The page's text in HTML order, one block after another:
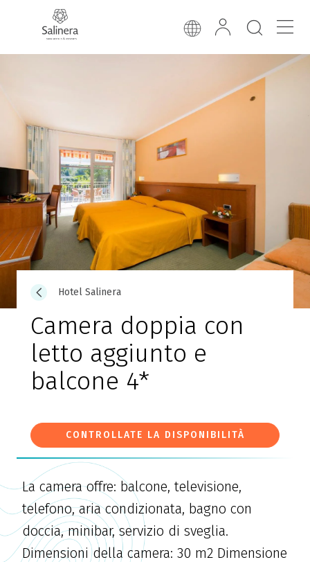
Hotel Salinera
Camera doppia con
letto aggiunto e
balcone 4*
CONTROLLATE LA DISPONIBILITÀ
La camera offre: balcone, televisione,
telefono, aria condizionata, bagno con
doccia, minibar, servizio di sveglia.
Dimensioni della camera: 30 m2 Dimensione